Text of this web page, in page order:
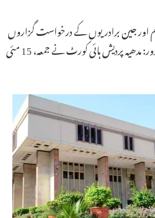
جین برادریوں کے درخواست گزاروں
نے تفصیلی دلائل پیش کیے۔ اندور: مدھیہ پردیش ہائی کورٹ نے جمعہ، 15 مئی